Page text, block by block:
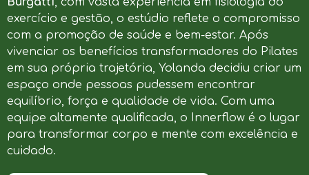
exercício e gestão, o estúdio reflete o compromisso
com a promoção de saúde e bem-estar. Após
vivenciar os benefícios transformadores do Pilates
em sua própria trajetória, Yolanda decidiu criar um
espaço onde pessoas pudessem encontrar
equilíbrio, força e qualidade de vida. Com uma
equipe altamente qualificada, o Innerflow é o lugar
para transformar corpo e mente com excelência e
cuidado.